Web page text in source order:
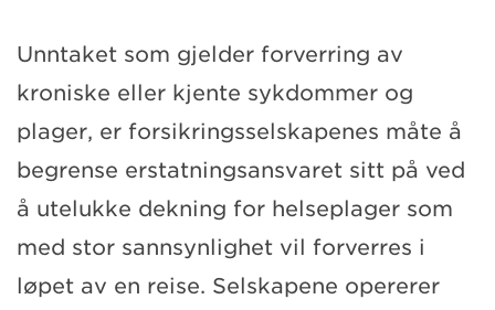
Unntaket som gjelder forverring av
kroniske eller kjente sykdommer og
plager, er forsikringsselskapenes måte å
begrense erstatningsansvaret sitt på ved
å utelukke dekning for helseplager som
med stor sannsynlighet vil forverres i
løpet av en reise. Selskapene opererer